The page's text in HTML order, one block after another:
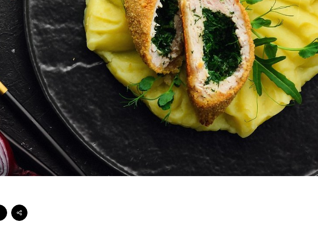
Стейки Клаб
Стейки Особуко
Стейки Шатобріан
Стейки із птиці
Стейки зі свинини
Стейки Спешл
Стейк бокси